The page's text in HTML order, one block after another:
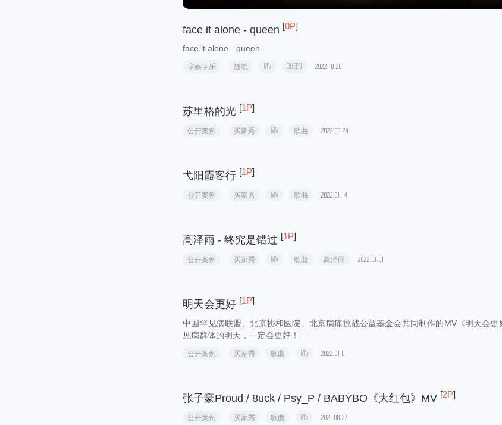
face it alone - queen [0P]
face it alone - queen...
字娱字乐 随笔 MV QUEEN 2022.10.20
苏里格的光 [ 1P]